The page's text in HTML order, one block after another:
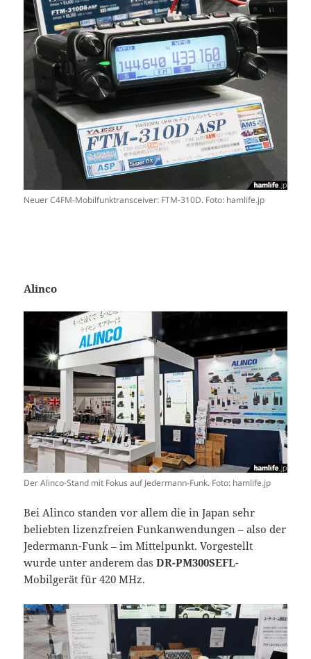
Neuer C4FM-Mobilfunktransceiver: FTM-310D. Foto: hamlife.jp
Alinco
Der Alinco-Stand mit Fokus auf Jedermann-Funk. Foto: hamlife.jp
Bei Alinco standen vor allem die in Japan sehr
beliebten lizenzfreien Funkanwendungen – also der
Jedermann-Funk – im Mittelpunkt. Vorgestellt
wurde unter anderem dasDR-PM300SEFL-
Mobilgerät für 420 MHz.